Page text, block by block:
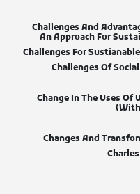
Challenges And
An Approach For
Challenges For
Challenges Of
Change In The Uses Of
(With
Changes And